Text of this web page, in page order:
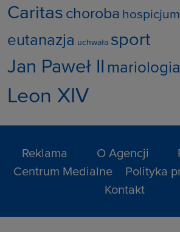
Caritas choroba hospicjum
eutanazja uchwała sport
Jan Paweł II mariologia
Leon XIV
Reklama O Agencji
Centrum Medialne
Polityka
Kontakt